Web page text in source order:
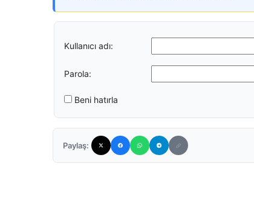
Kullanıcı adı:
Parola:
Beni hatırla
Paylaş: